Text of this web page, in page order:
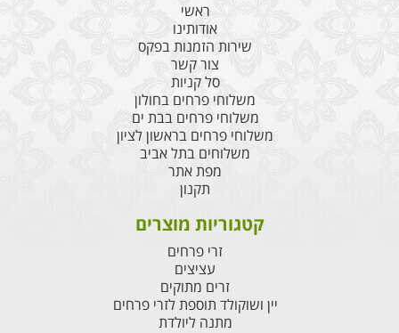
ראשי
אודותינו
שירות הזמנות בפקס
צור קשר
סל קניות
משלוחי פרחים בחולון
משלוחי פרחים בבת ים
משלוחי פרחים בראשון לציון
משלוחים בתל אביב
מפת אתר
תקנון
קטגוריות מוצרים
זרי פרחים
עציצים
זרים מתוקים
יין ושוקולד תוספת לזרי פרחים
מתנה ליולדת